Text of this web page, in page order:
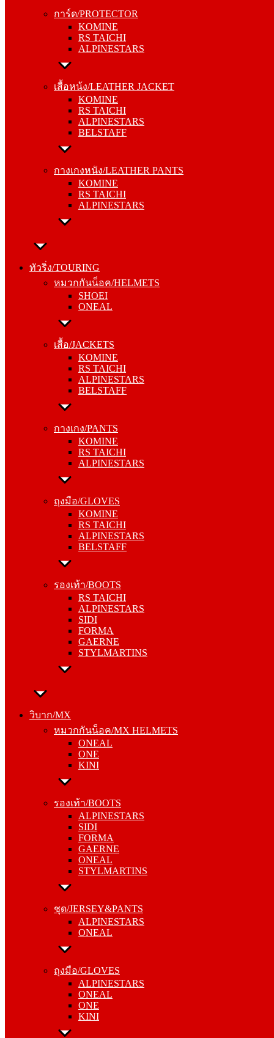
การ์ด/PROTECTOR
KOMINE
RS TAICHI
ALPINESTARS
เสื้อหน้ง/LEATHER JACKET
KOMINE
RS TAICHI
ALPINESTARS
BELSTAFF
กางเกงหนัง/LEATHER PANTS
KOMINE
RS TAICHI
ALPINESTARS
ทัวริ่ง/TOURING
หมวกกันน็อค/HELMETS
SHOEI
ONEAL
เสื้อ/JACKETS
KOMINE
RS TAICHI
ALPINESTARS
BELSTAFF
กางเกง/PANTS
KOMINE
RS TAICHI
ALPINESTARS
ถุงมือ/GLOVES
KOMINE
RS TAICHI
ALPINESTARS
BELSTAFF
รองเท้า/BOOTS
RS TAICHI
ALPINESTARS
SIDI
FORMA
GAERNE
STYLMARTINS
วิบาก/MX
หมวกกันน็อค/MX HELMETS
ONEAL
ONE
KINI
รองเท้า/BOOTS
ALPINESTARS
SIDI
FORMA
GAERNE
ONEAL
STYLMARTINS
ชุด/JERSEY&PANTS
ALPINESTARS
ONEAL
ถุงมือ/GLOVES
ALPINESTARS
ONEAL
ONE
KINI
RS TAICHI
ALPINESTARS
เสื้อหน้ง/LEATHER JACKET
RS TAICHI
ALPINESTARS
BELSTAFF
กางเกงหนัง/LEATHER PANTS
RS TAICHI
ALPINESTARS
ทัวริ่ง/TOURING
SHOEI
ONEAL
เสื้อ/JACKETS
RS TAICHI
ALPINESTARS
BELSTAFF
กางเกง/PANTS
RS TAICHI
ALPINESTARS
ถุงมือ/GLOVES
RS TAICHI
ALPINESTARS
BELSTAFF
รองเท้า/BOOTS
ALPINESTARS
SIDI
FORMA
GAERNE
STYLMARTINS
วิบาก/MX
ONE
KINI
รองเท้า/BOOTS
SIDI
FORMA
GAERNE
ONEAL
STYLMARTINS
ชุด/JERSEY&PANTS
ONEAL
ถุงมือ/GLOVES
ONEAL
ONE
KINI
การ์ด/PROTECTOR